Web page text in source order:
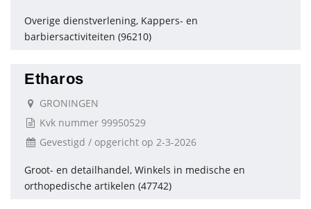
Overige dienstverlening, Kappers- en
barbiersactiviteiten (96210)
Etharos
GRONINGEN
Kvk nummer 99950529
Gevestigd / opgericht op 2-3-2026
Groot- en detailhandel, Winkels in medische en
orthopedische artikelen (47742)